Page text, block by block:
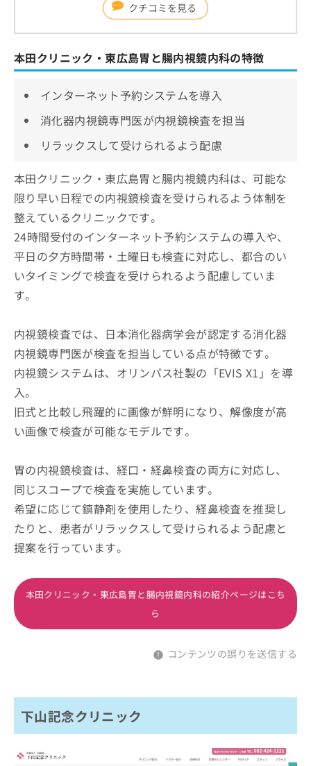
クチコミを見る
本田クリニック・東広島胃と腸内視鏡内科の特徴
インターネット予約システムを導入
消化器内視鏡専門医が内視鏡検査を担当
リラックスして受けられるよう配慮
本田クリニック・東広島胃と腸内視鏡内科は、可能な
限り早い日程での内視鏡検査を受けられるよう体制を
整えているクリニックです。
24時間受付のインターネット予約システムの導入や、
平日の夕方時間帯・土曜日も検査に対応し、都合のい
いタイミングで検査を受けられるよう配慮していま
す。
内視鏡検査では、日本消化器病学会が認定する消化器
内視鏡専門医が検査を担当している点が特徴です。
内視鏡システムは、オリンパス社製の「EVIS X1」を導
入。
旧式と比較し飛躍的に画像が鮮明になり、解像度が高
い画像で検査が可能なモデルです。
胃の内視鏡検査は、経口・経鼻検査の両方に対応し、
同じスコープで検査を実施しています。
希望に応じて鎮静剤を使用したり、経鼻検査を推奨し
たりと、患者がリラックスして受けられるよう配慮と
提案を行っています。
本田クリニック・東広島胃と腸内視鏡内科の紹介ページはこち
ら
コンテンツの誤りを送信する
下山記念クリニック